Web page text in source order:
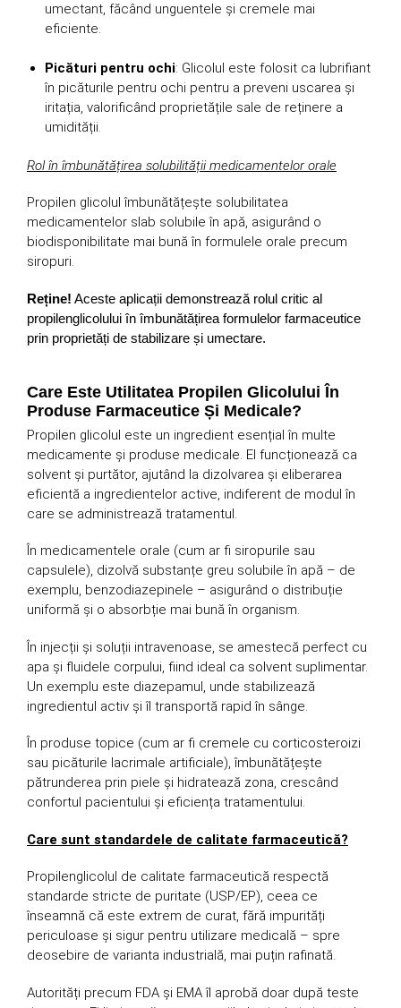
umectant, făcând unguentele și cremele mai
eficiente.
Picături pentru ochi: Glicolul este folosit ca lubrifiant
în picăturile pentru ochi pentru a preveni uscarea și
iritația, valorificând proprietățile sale de reținere a
umidității.
Rol în îmbunătățirea solubilității medicamentelor orale
Propilen glicolul îmbunătățește solubilitatea
medicamentelor slab solubile în apă, asigurând o
biodisponibilitate mai bună în formulele orale precum
siropuri.
Reține! Aceste aplicații demonstrează rolul critic al
propilenglicolului în îmbunătățirea formulelor farmaceutice
prin proprietăți de stabilizare și umectare.
Care Este Utilitatea Propilen Glicolului În
Produse Farmaceutice Și Medicale?
Propilen glicolul este un ingredient esențial în multe
medicamente și produse medicale. El funcționează ca
solvent și purtător, ajutând la dizolvarea și eliberarea
eficientă a ingredientelor active, indiferent de modul în
care se administrează tratamentul.
În medicamentele orale (cum ar fi siropurile sau
capsulele), dizolvă substanțe greu solubile în apă – de
exemplu, benzodiazepinele – asigurând o distribuție
uniformă și o absorbție mai bună în organism.
În injecții și soluții intravenoase, se amestecă perfect cu
apa și fluidele corpului, fiind ideal ca solvent suplimentar.
Un exemplu este diazepamul, unde stabilizează
ingredientul activ și îl transportă rapid în sânge.
În produse topice (cum ar fi cremele cu corticosteroizi
sau picăturile lacrimale artificiale), îmbunătățește
pătrunderea prin piele și hidratează zona, crescând
confortul pacientului și eficiența tratamentului.
Care sunt standardele de calitate farmaceutică?
Propilenglicolul de calitate farmaceutică respectă
standarde stricte de puritate (USP/EP), ceea ce
înseamnă că este extrem de curat, fără impurități
periculoase și sigur pentru utilizare medicală – spre
deosebire de varianta industrială, mai puțin rafinată.
Autorități precum FDA și EMA îl aprobă doar după teste